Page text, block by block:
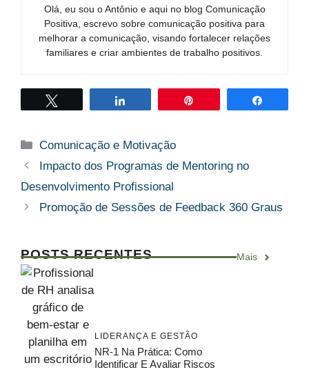
Olá, eu sou o Antônio e aqui no blog Comunicação
Positiva, escrevo sobre comunicação positiva para
melhorar a comunicação, visando fortalecer relações
familiares e criar ambientes de trabalho positivos.
Compartilhar
Categorias
Comunicação e Motivação
Impacto dos Programas de Mentoring no
Desenvolvimento Profissional
Promoção de Sessões de Feedback 360 Graus
POSTS RECENTES Mais
LIDERANÇA E GESTÃO
NR-1 Na Prática: Como
Identificar E Avaliar Riscos